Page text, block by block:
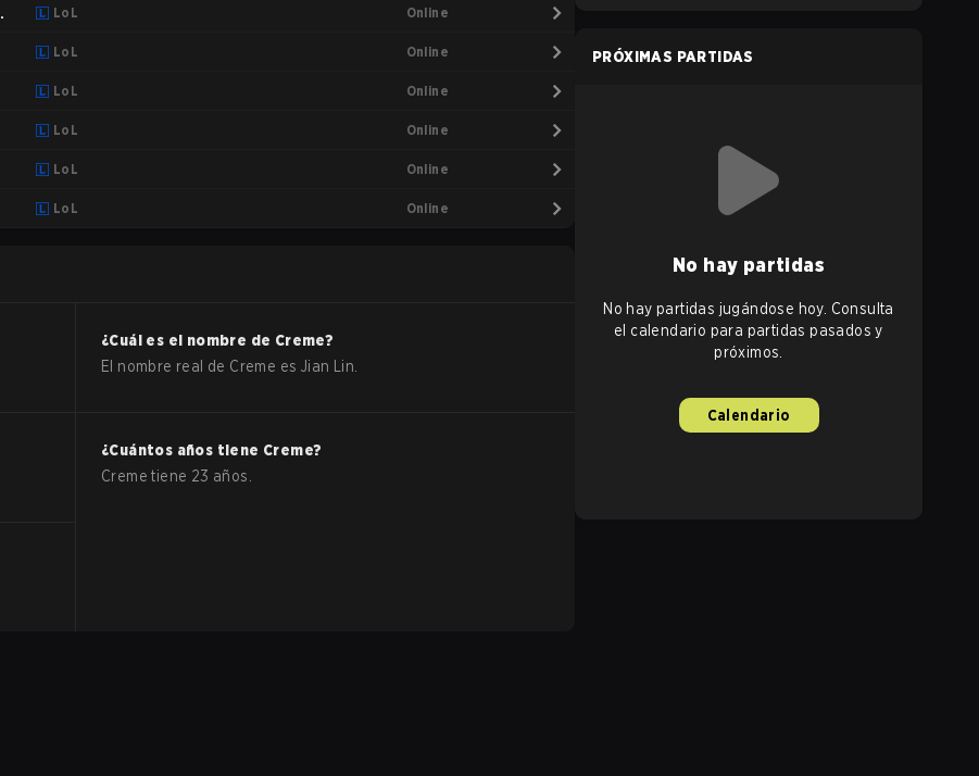
LoL Online
LoL Online
LoL Online
LoL Online
LoL Online
LoL Online
¿Cuál es el nombre de Creme?
El nombre real de Creme es Jian Lin
¿Cuántos años tiene Creme?
Creme tiene 23 años.
PRÓXIMAS PARTIDAS
No hay partidas
No hay partidas jugándose hoy. Consulta
el calendario para partidas pasados y
próximos.
Calendario